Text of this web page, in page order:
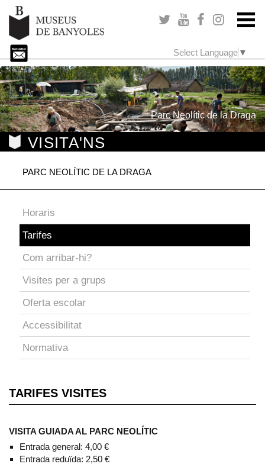
Select Language ▼
Parc Neolític de la Draga
VISITA'NS
PARC NEOLÍTIC DE LA DRAGA
Horaris
Tarifes
Com arribar-hi?
Visites per a grups
Oferta escolar
Accessibilitat
Normativa
TARIFES VISITES
VISITA GUIADA AL PARC NEOLÍTIC
Entrada general: 4,00 €
Entrada reduïda: 2,50 €